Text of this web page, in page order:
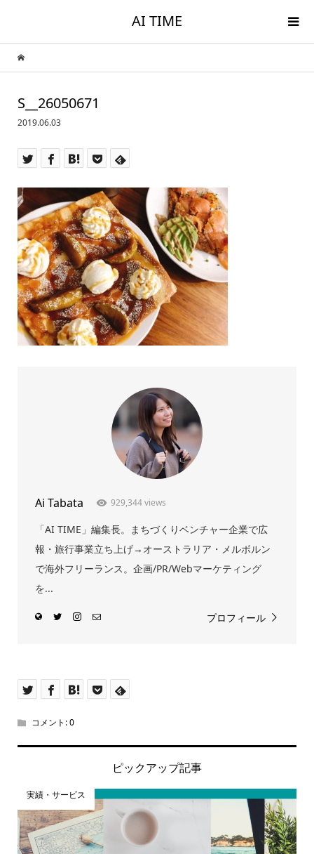
AI TIME
S__26050671
2019.06.03
Ai Tabata 929,344 views
「AI TIME」編集長。まちづくりベンチャー企業で広
報・旅行事業立ち上げ→オーストラリア・メルボルン
で海外フリーランス。企画/PR/Webマーケティング
を...
プロフィール
コメント:0
ピックアップ記事
実績・サービス